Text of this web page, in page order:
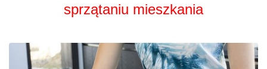
sprzątaniu mieszkania